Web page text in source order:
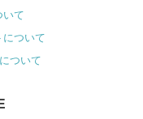
いて
について
ついて